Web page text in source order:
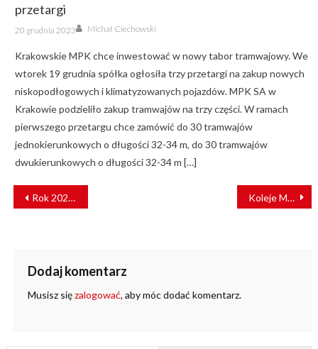
przetargi
Posted
on
20 grudnia 2023 Author
Michał Ciechowski
Krakowskie MPK chce inwestować w nowy tabor tramwajowy. We
wtorek 19 grudnia spółka ogłosiła trzy przetargi na zakup nowych
niskopodłogowych i klimatyzowanych pojazdów. MPK SA w
Krakowie podzieliło zakup tramwajów na trzy części. W ramach
pierwszego przetargu chce zamówić do 30 tramwajów
jednokierunkowych o długości 32-34 m, do 30 tramwajów
dwukierunkowych o długości 32-34 m […]
NAWIGACJA
WPISU
Rok 2020 najbezpieczniejszym w historii PKP PLK Koleje Mazowieckie oficjalnym przewoźnikiem 29. Finału WOŚP
Dodaj komentarz
Musisz sięzalogować, aby móc dodać komentarz.